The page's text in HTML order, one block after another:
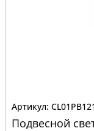
Подвесной